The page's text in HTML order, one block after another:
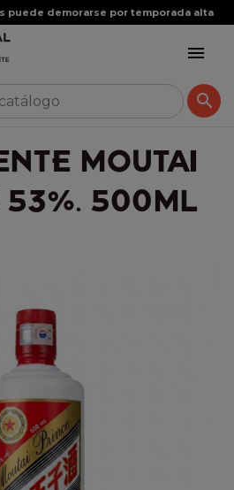
puede demorarse por temporada alta


MOUTAI
53%. 500ML